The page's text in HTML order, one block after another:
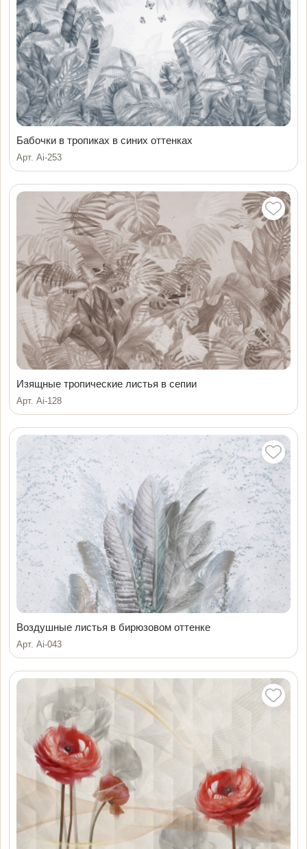
Бабочки в тропиках в синих оттенках
Арт. Ai-253
Изящные тропические листья в сепии
Арт. Ai-128
Воздушные листья в бирюзовом оттенке
Арт. Ai-043